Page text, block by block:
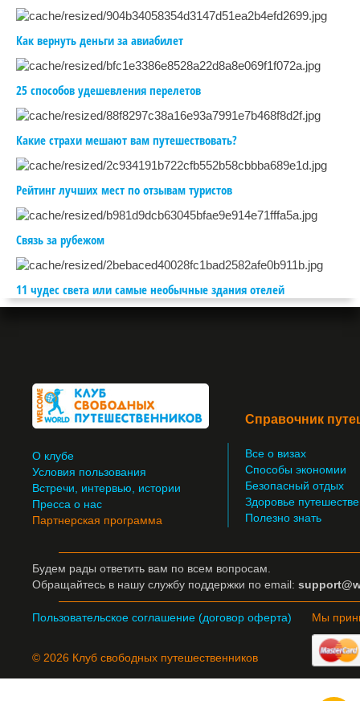
Как вернуть деньги за авиабилет
25 способов удешевления перелетов
Какие страхи мешают вам путешествовать?
Рейтинг лучших мест по отзывам туристов
Связь за рубежом
11 чудес света или самые необычные здания отелей
О клубе
Условия пользования
Встречи, интервью, истории
Пресса о нас
Партнерская программа
Справочник
Все о визах
Способы экономии
Безопасный отдых
Здоровье
Полезно знать
Будем рады ответить вам по всем вопросам.
Обращайтесь в нашу службу поддержки по email:
Пользовательское соглашение (договор оферта)
© 2026 Клуб свободных путешественников
Мы